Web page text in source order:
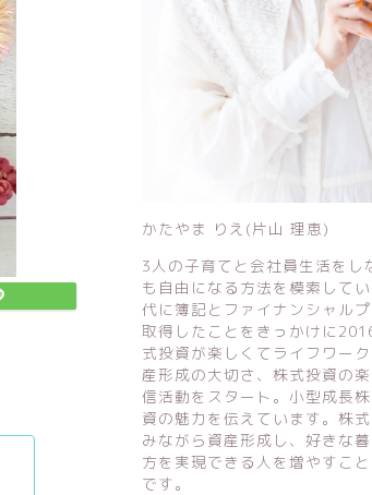
かたやま りえ(片山 理恵)
3人の子育てと会社員生活をし
も自由になる方法を模索して
代に簿記とファイナンシャル
取得したことをきっかけに
式投資が楽しくてライフワー
産形成の大切さ、株式投資の
信活動をスタート。小型成長
資の魅力を伝えています。株
みながら資産形成し、好きな
方を実現できる人を増やすこ
です。